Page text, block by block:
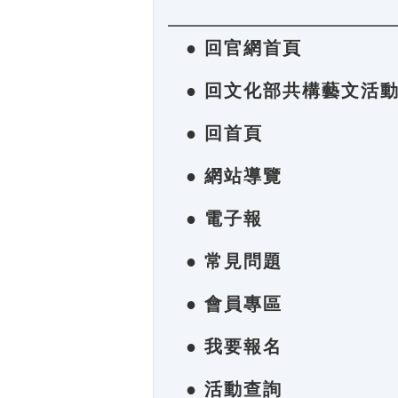
● 回官網首頁
● 回文化部共構藝文活
● 回首頁
● 網站導覽
● 電子報
● 常見問題
● 會員專區
● 我要報名
● 活動查詢